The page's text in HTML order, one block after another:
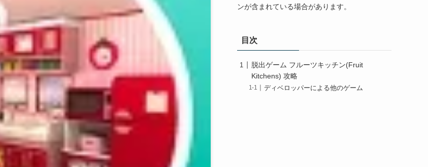
ンが含まれている場合があります。
目次
脱出ゲーム フルーツキッチン(Fruit
Kitchens) 攻略
ディベロッパーによる他のゲーム